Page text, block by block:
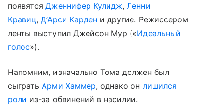
появятсяДженнифер Кулидж,Ленни
Кравиц,Д’Арси Карден и другие. Режиссером
ленты выступил Джейсон Мур («Идеальный
голос»).
Напомним, изначально Тома должен был
сыграть Арми Хаммер, однако он лишился
роли из-за обвинений в насилии.